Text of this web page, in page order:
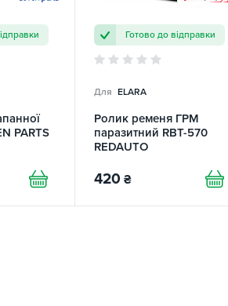
PARTS
Готово до відправки
Для ELARA
Ролик ременя ГРМ
паразитний RBT-570
REDAUTO
420 ₴